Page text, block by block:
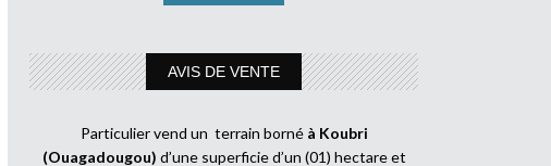
AVIS DE VENTE
Particulier vend un terrain borné à Koubri
(Ouagadougou) d’une superficie d’un (01) hectare et